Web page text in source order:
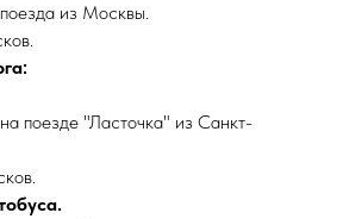
из Москвы.
поезде "Ласточка" из Санкт-